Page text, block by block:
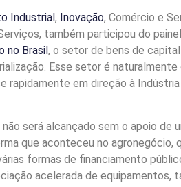
Industrial , Inovação, Comércio e
também participou do
no Brasil , o setor de bens de
Esse setor é
rapidamente em direção à
não será alcançado sem o apoio de
que aconteceu no agronegócio,
formas de financiamento
acelerada de equipamentos,